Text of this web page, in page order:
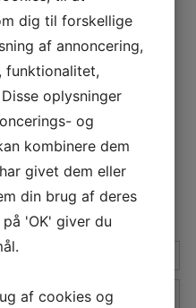
OS
dig til forskellige
af annoncering,
funktionalitet,
oplysninger
og
kombinere dem
givet dem eller
din brug af deres
'OK' giver du
af cookies og